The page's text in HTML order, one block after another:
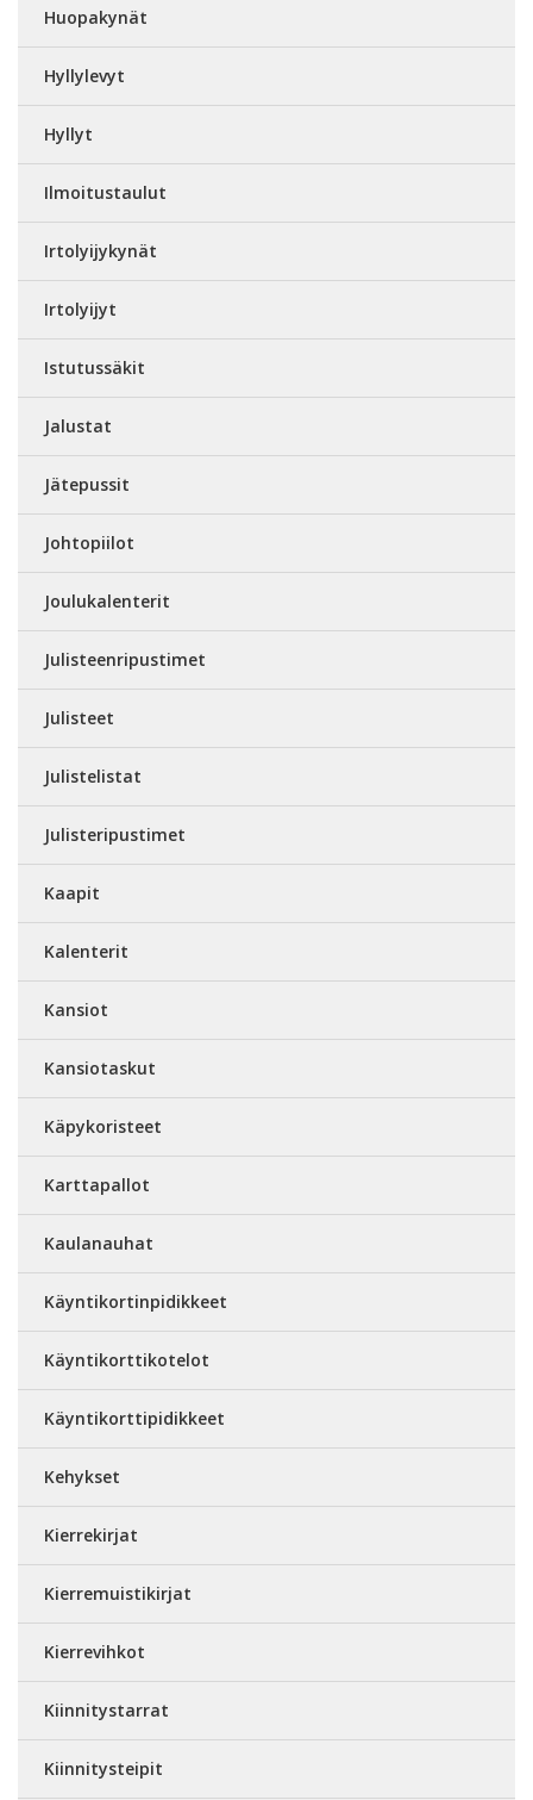
Huopakynät
Hyllylevyt
Hyllyt
Ilmoitustaulut
Irtolyijykynät
Irtolyijyt
Istutussäkit
Jalustat
Jätepussit
Johtopiilot
Joulukalenterit
Julisteenripustimet
Julisteet
Julistelistat
Julisteripustimet
Kaapit
Kalenterit
Kansiot
Kansiotaskut
Käpykoristeet
Karttapallot
Kaulanauhat
Käyntikortinpidikkeet
Käyntikorttikotelot
Käyntikorttipidikkeet
Kehykset
Kierrekirjat
Kierremuistikirjat
Kierrevihkot
Kiinnitystarrat
Kiinnitysteipit